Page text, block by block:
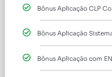
Bônus Aplicação CLP
Bônus Aplicação
Bônus Aplicação com